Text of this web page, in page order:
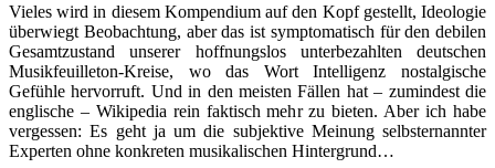
Vieles wird in diesem Kompendium auf den Kopf gestellt, Ideologie
überwiegt Beobachtung, aber das ist symptomatisch für den debilen
Gesamtzustand unserer hoffnungslos unterbezahlten deutschen
Musikfeuilleton-Kreise, wo das Wort Intelligenz nostalgische
Gefühle hervorruft. Und in den meisten Fällen hat – zumindest die
englische – Wikipedia rein faktisch mehr zu bieten. Aber ich habe
vergessen: Es geht ja um die subjektive Meinung selbsternannter
Experten ohne konkreten musikalischen Hintergrund…